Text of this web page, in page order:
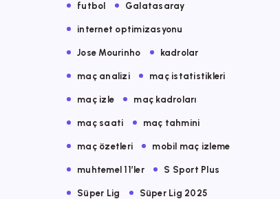
futbol Galatasaray
internet optimizasyonu
Jose Mourinho kadrolar
maç analizi maç istatistikleri
maç izle maç kadroları
maç saati maç tahmini
maç özetleri mobil maç izleme
muhtemel 11’ler S Sport Plus
Süper Lig Süper Lig 2025